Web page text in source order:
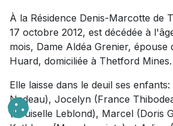
À la Résidence Denis-Marcotte de
17 octobre 2012, est décédée à
mois, Dame Aldéa Grenier, épouse
Huard, domiciliée à Thetford Mines.
Elle laisse dans le deuil ses
Nadeau), Jocelyn (France
(Louiselle Leblond), Marcel (Doris